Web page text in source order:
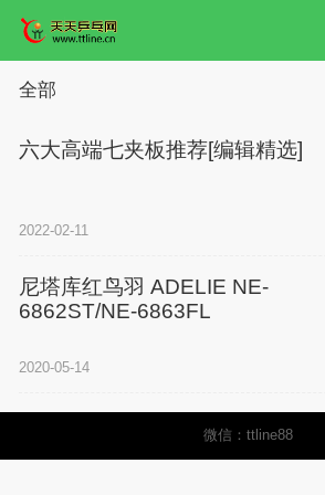
全部
六大高端七夹板推荐[编辑精选]
2022-02-11
尼塔库红鸟羽 ADELIE NE-
6862ST/NE-6863FL
2020-05-14
微信：ttline88